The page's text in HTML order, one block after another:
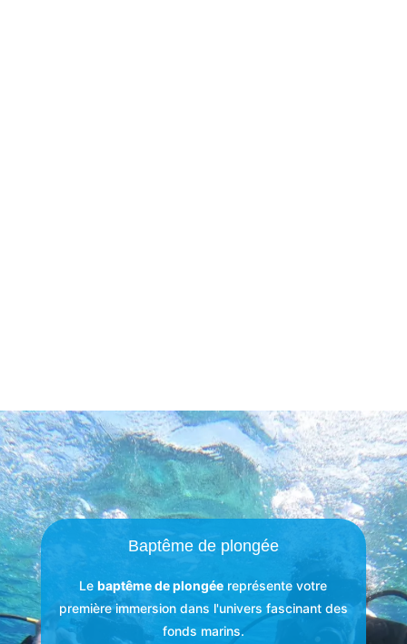
Baptême de plongée
Lebaptême de plongée représente votre
première immersion dans l'univers fascinant des
fonds marins.